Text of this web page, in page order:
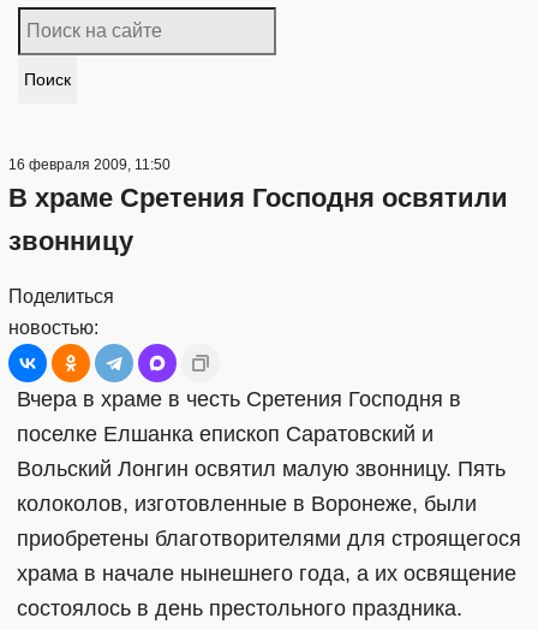
Поиск
16 февраля 2009, 11:50
В храме Сретения Господня освятили
звонницу
Поделиться
новостью:
Вчера в храме в честь Сретения Господня в
поселке Елшанка епископ Саратовский и
Вольский Лонгин освятил малую звонницу. Пять
колоколов, изготовленные в Воронеже, были
приобретены благотворителями для строящегося
храма в начале нынешнего года, а их освящение
состоялось в день престольного праздника.